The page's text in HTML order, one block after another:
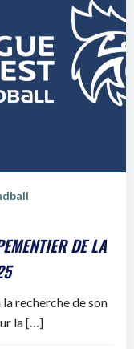
DE LA
recherche de son
la […]